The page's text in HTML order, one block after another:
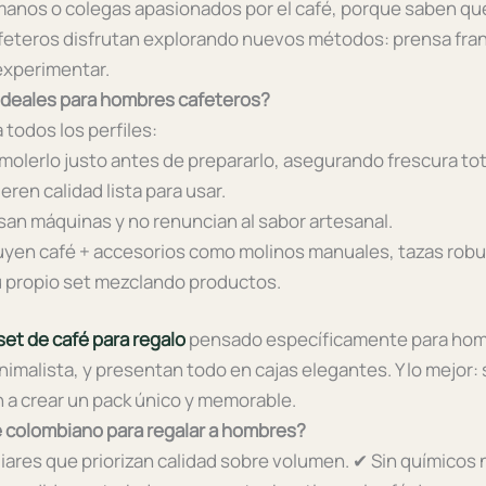
o colegas apasionados por el café, porque saben
disfrutan explorando nuevos métodos: prensa
para hombres cafeteros?
todos los perfiles:
justo antes de prepararlo, asegurando frescura
calidad lista para usar.
máquinas y no renuncian al sabor artesanal.
café + accesorios como molinos manuales, tazas
set mezclando productos.
de café para regalopensado específicamente para
y presentan todo en cajas elegantes. Y lo
crear un pack único y memorable.
para regalar a hombres?
que priorizan calidad sobre volumen. ✔ Sin químicos